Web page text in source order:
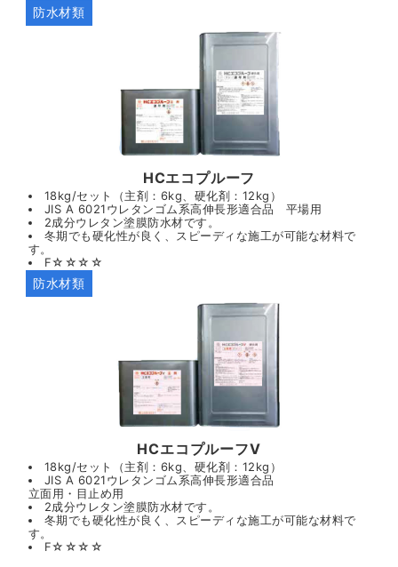
防水材類
HCエコプルーフ
18kg/セット（主剤：6kg、硬化剤：12kg）
JIS A 6021ウレタンゴム系高伸長形適合品 平場用
2成分ウレタン塗膜防水材です。
冬期でも硬化性が良く、スピーディな施工が可能な材料で
す。
F☆☆☆☆
防水材類
HCエコプルーフV
18kg/セット（主剤：6kg、硬化剤：12kg）
JIS A 6021ウレタンゴム系高伸長形適合品
立面用・目止め用
2成分ウレタン塗膜防水材です。
冬期でも硬化性が良く、スピーディな施工が可能な材料で
す。
F☆☆☆☆